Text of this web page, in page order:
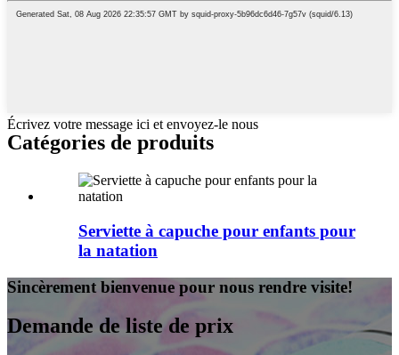
Écrivez votre message ici et envoyez-le nous
Catégories de produits
Serviette à capuche pour enfants pour
la natation
Sincèrement bienvenue pour nous rendre visite!
Demande de liste de prix